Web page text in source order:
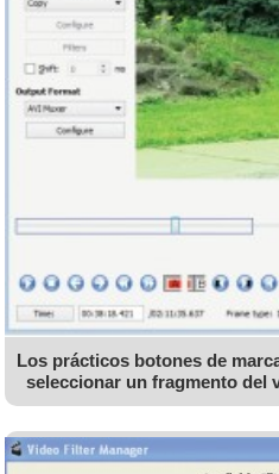
Los prácticos botones de
seleccionar un fragmento del